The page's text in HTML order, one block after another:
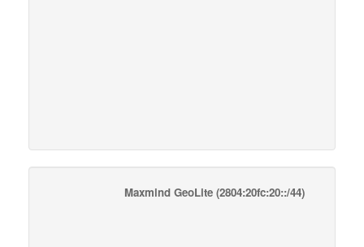
Maxmind GeoLite(2804:20fc:20::/44)